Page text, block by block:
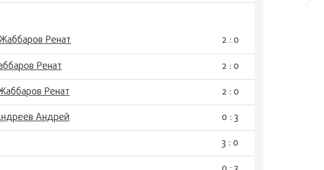
Ренат
2 : 0
Ренат
2 : 0
Ренат
2 : 0
Андрей
0 : 3
3 : 0